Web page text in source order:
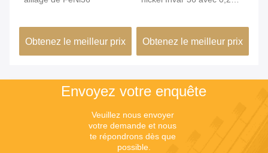
Obtenez le meilleur prix
brillante pour une grande
stabilité dimensionnelle
dans les bâtiments verts
Obtenez le meilleur prix
Envoyez votre enquête
Veuillez nous envoyer
votre demande et nous
te répondrons dès que
possible.